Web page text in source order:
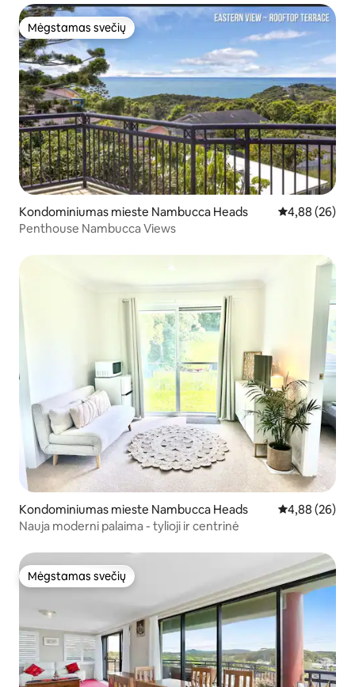
Mėgstamas svečių
Mėgstamas svečių
Kondominiumas mieste Nambucca Heads Vidutinis
4,88 (26)
Penthouse Nambucca Views
Kondominiumas mieste Nambucca Heads Vidutinis
4,88 (26)
Nauja moderni palaima - tylioji ir centrinė
Mėgstamas svečių
Mėgstamas svečių